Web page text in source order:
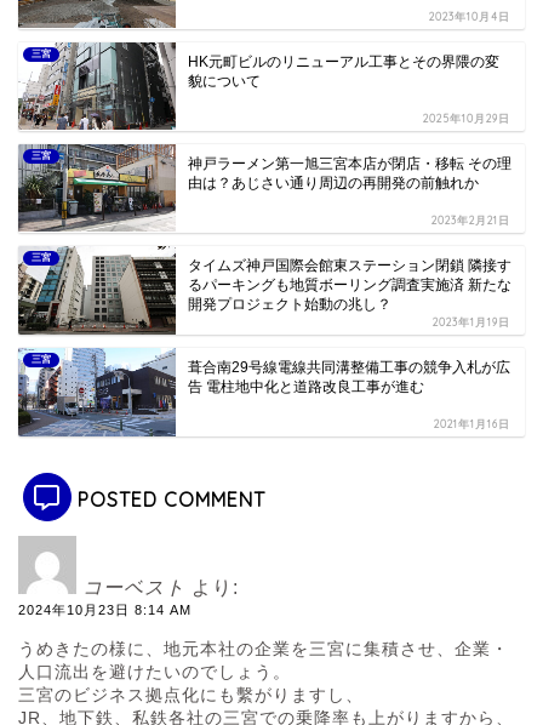
2023年10月4日
三宮
HK元町ビルのリニューアル工事とその界隈の変
貌について
2025年10月29日
三宮
神戸ラーメン第一旭三宮本店が閉店・移転 その理
由は？あじさい通り周辺の再開発の前触れか
2023年2月21日
三宮
タイムズ神戸国際会館東ステーション閉鎖 隣接す
るパーキングも地質ボーリング調査実施済 新たな
開発プロジェクト始動の兆し？
2023年1月19日
三宮
葺合南29号線電線共同溝整備工事の競争入札が広
告 電柱地中化と道路改良工事が進む
2021年1月16日
POSTED COMMENT
コーベスト より:
2024年10月23日 8:14 AM
うめきたの様に、地元本社の企業を三宮に集積させ、企業・
人口流出を避けたいのでしょう。
三宮のビジネス拠点化にも繫がりますし、
JR、地下鉄、私鉄各社の三宮での乗降率も上がりますから、